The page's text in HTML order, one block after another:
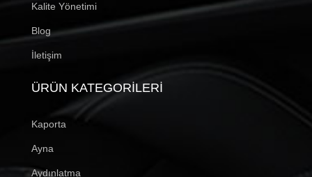
Kalite Yönetimi
Blog
İletişim
ÜRÜN KATEGORILERI
Kaporta
Ayna
Aydınlatma